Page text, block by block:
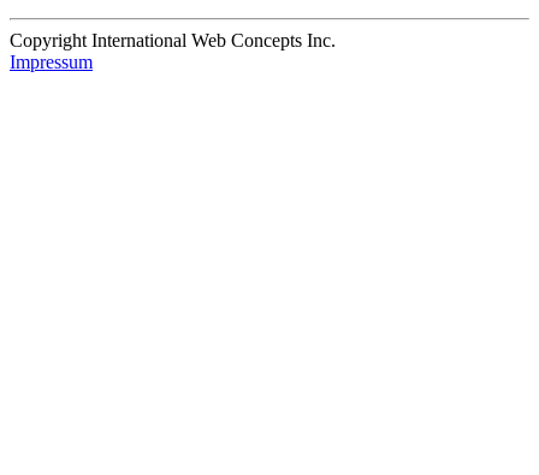
Copyright International Web Concepts Inc.
Impressum